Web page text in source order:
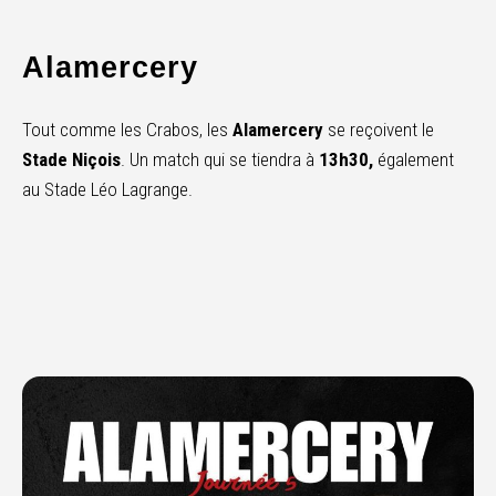
Alamercery
Tout comme les Crabos, les Alamercery se reçoivent le
Stade Niçois . Un match qui se tiendra à 13h30, également
au Stade Léo Lagrange.